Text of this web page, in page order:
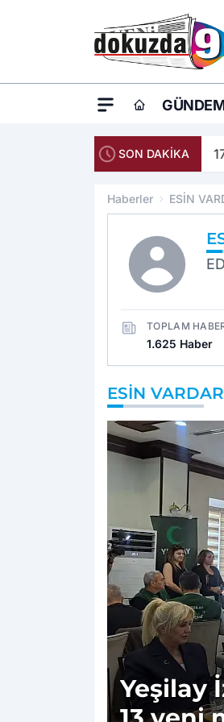
SON DAKİKA
Haberler ESİN
TOPLAM
1.625 Haber
ESİN VARDAR
Yeşilay